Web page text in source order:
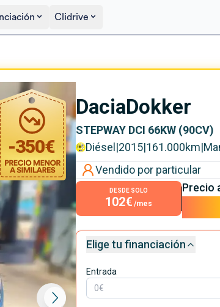
Clidrive
-350€
DaciaDokker
STEPWAY DCI 66KW (90CV)
Diésel|2015|161.000km|
Vendido por particular
DESDE SOLO
102€ /mes
Precio
Elige tu financiación
Entrada